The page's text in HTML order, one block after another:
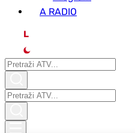
A RADIO
L